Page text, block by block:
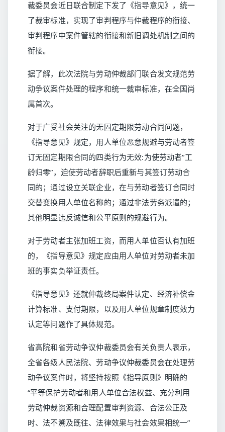
裁委员会近日联合制定下发了《指导意见》，统一
了裁审标准，实现了审判程序与仲裁程序的衔接、
审判程序中案件管辖的衔接和新旧调处机制之间的
衔接。
据了解，此次法院与劳动仲裁部门联合发文规范劳
动争议案件处理的程序和统一裁审标准，在全国尚
属首次。
对于广受社会关注的无固定期限劳动合同问题，
《指导意见》规定，用人单位恶意规避与劳动者签
订无固定期限合同的四类行为无效:为使劳动者“工
龄归零”，迫使劳动者辞职后重新与其签订劳动合
同的；通过设立关联企业，在与劳动者签订合同时
交替变换用人单位名称的；通过非法劳务派遣的；
其他明显违反诚信和公平原则的规避行为。
对于劳动者主张加班工资，而用人单位否认有加班
的，《指导意见》规定应由用人单位对劳动者未加
班的事实负举证责任。
《指导意见》还就仲裁终局案件认定、经济补偿金
计算标准、支付期限，以及用人单位规章制度效力
认定等问题作了具体规范。
省高院和省劳动争议仲裁委员会有关负责人表示，
全省各级人民法院、劳动争议仲裁委员会在处理劳
动争议案件时，将坚持按照《指导原则》明确的
“平等保护劳动者和用人单位合法权益、充分利用
劳动仲裁资源和合理配置审判资源、合法公正及
时、法不溯及既往、法律效果与社会效果相统一”